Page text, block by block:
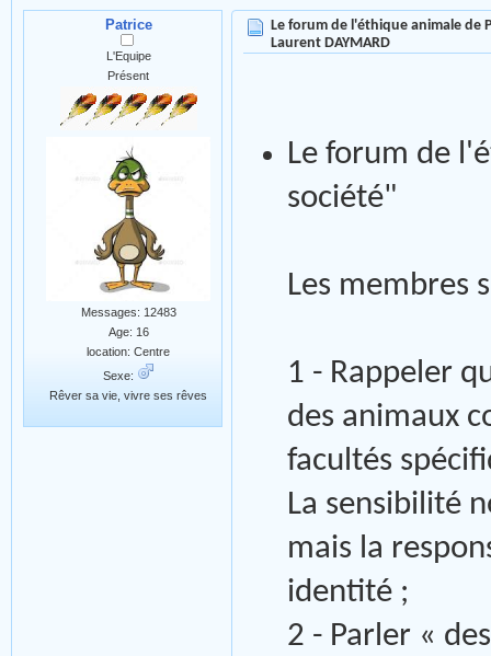
Patrice
L'Equipe
Présent
Messages: 12483
Age: 16
location: Centre
Sexe:
Rêver sa vie, vivre ses rêves
Le forum de l'éthique animale de
Laurent DAYMARD
Le forum de
société"
Les membres
1 - Rappeler
des animaux
facultés
La sensibilité
mais la
identité ;
2 - Parler «